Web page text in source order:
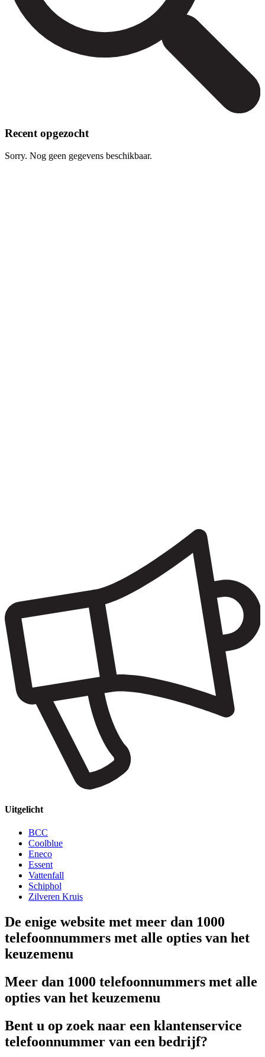
Recent opgezocht
Sorry. Nog geen gegevens beschikbaar.
Uitgelicht
BCC
Coolblue
Eneco
Essent
Vattenfall
Schiphol
Zilveren Kruis
De enige website met meer dan 1000
telefoonnummers met alle opties van het
keuzemenu
Meer dan 1000 telefoonnummers met alle
opties van het keuzemenu
Bent u op zoek naar een klantenservice
telefoonnummer van een bedrijf?